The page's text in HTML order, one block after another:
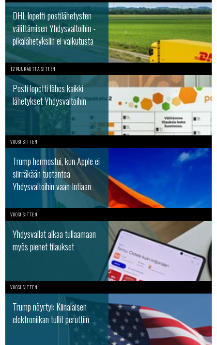
DHL lopetti postilähetysten
välittämisen Yhdysvaltoihin -
pikalähetyksiin ei vaikutusta
12 KUUKAUTTA SITTEN
Posti lopetti lähes kaikki
lähetykset Yhdysvaltoihin
VUOSI SITTEN
Trump hermostui, kun Apple ei
siirräkään tuotantoa
Yhdysvaltoihin vaan Intiaan
VUOSI SITTEN
Yhdysvallat alkaa tullaamaan
myös pienet tilaukset
VUOSI SITTEN
Trump nöyrtyi: Kiinalaisen
elektroniikan tullit peruttiin